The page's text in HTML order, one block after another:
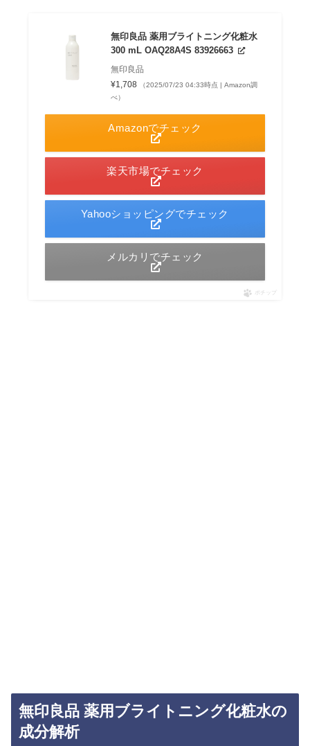
無印良品 薬用ブライトニング化粧水
300 mL OAQ28A4S 83926663
無印良品
¥1,708
（2025/07/23 04:33時点 | Amazon調
べ）
Amazonでチェック
楽天市場でチェック
Yahooショッピングでチェック
メルカリでチェック
ポチップ
無印良品 薬用ブライトニング化粧水の
成分解析